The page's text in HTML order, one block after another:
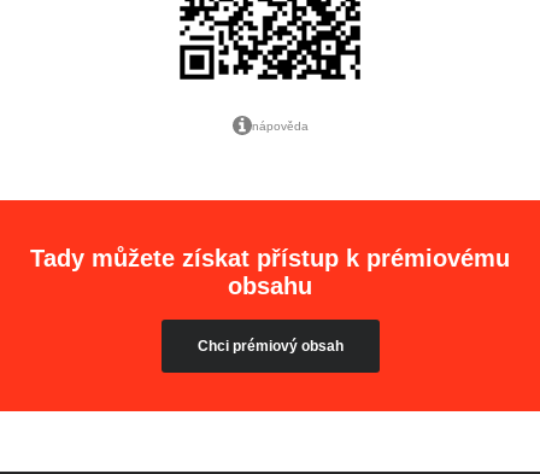
nápověda
Tady můžete získat přístup k prémiovému
obsahu
Chci prémiový obsah